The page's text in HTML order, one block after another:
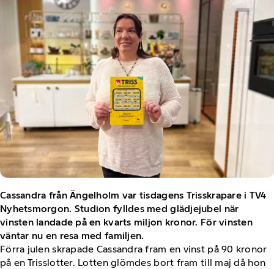
Cassandra från Ängelholm var tisdagens Trisskrapare i TV4
Nyhetsmorgon. Studion fylldes med glädjejubel när
vinsten landade på en kvarts miljon kronor. För vinsten
väntar nu en resa med familjen.
Förra julen skrapade Cassandra fram en vinst på 90 kronor
på en Trisslotter. Lotten glömdes bort fram till maj då hon